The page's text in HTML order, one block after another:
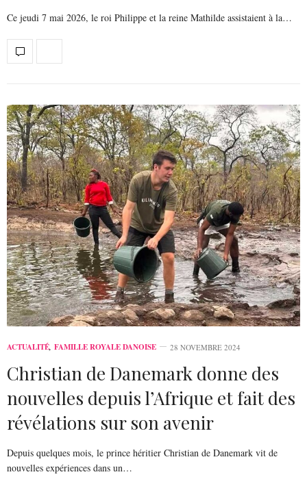
Ce jeudi 7 mai 2026, le roi Philippe et la reine Mathilde assistaient à la…
ACTUALITÉ, FAMILLE ROYALE DANOISE 28 NOVEMBRE 2024
Christian de Danemark donne des
nouvelles depuis l’Afrique et fait des
révélations sur son avenir
Depuis quelques mois, le prince héritier Christian de Danemark vit de
nouvelles expériences dans un…